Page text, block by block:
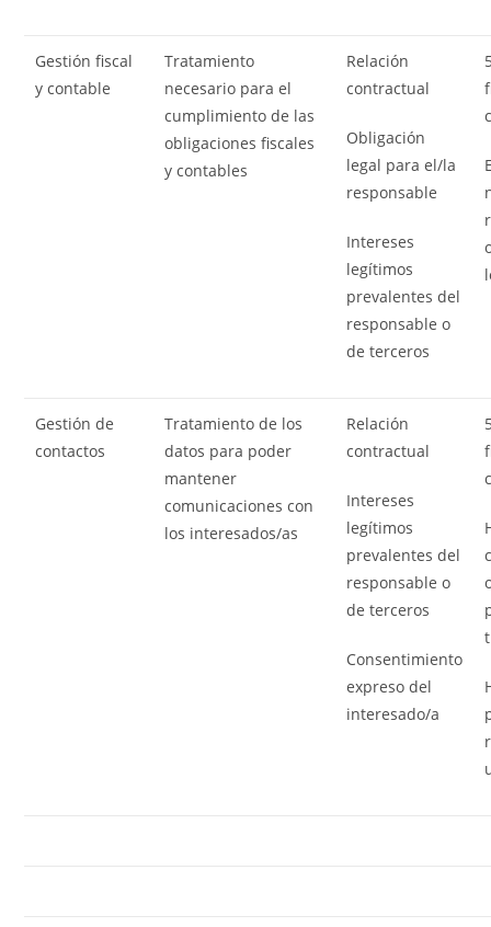
Gestión fiscal
y contable
Tratamiento
necesario para el
cumplimiento de las
obligaciones fiscales
y contables
Relación
contractual
Obligación
legal para el/la
responsable
Intereses
legítimos
prevalentes del
responsable o
de terceros
Gestión de
contactos
Tratamiento de los
datos para poder
mantener
comunicaciones con
los interesados/as
Relación
contractual
Intereses
legítimos
prevalentes del
responsable o
de terceros
Consentimiento
expreso del
interesado/a